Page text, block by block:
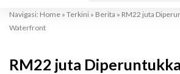
Navigasi: Home » Terkini » Berita » RM22 juta
Waterfront
RM22 juta